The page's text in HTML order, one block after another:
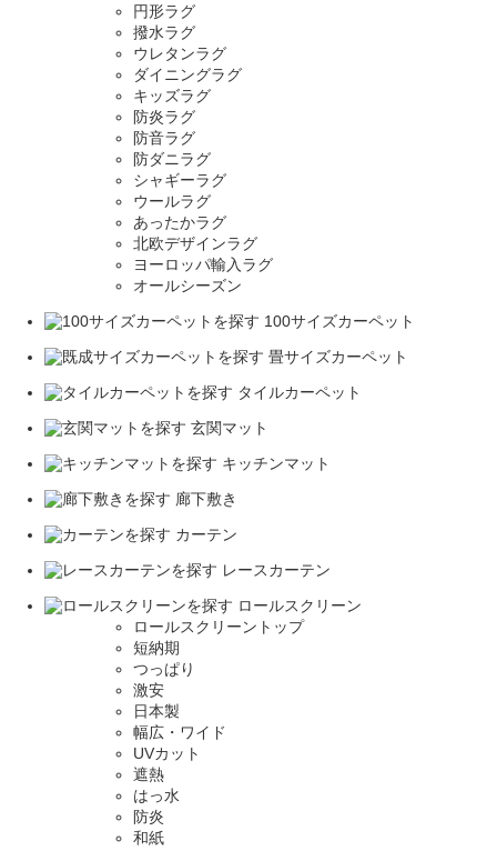
円形ラグ
撥水ラグ
ウレタンラグ
ダイニングラグ
キッズラグ
防炎ラグ
防音ラグ
防ダニラグ
シャギーラグ
ウールラグ
あったかラグ
北欧デザインラグ
ヨーロッパ輸入ラグ
オールシーズン
100サイズカーペット
畳サイズカーペット
タイルカーペット
玄関マット
キッチンマット
廊下敷き
カーテン
レースカーテン
ロールスクリーン
ロールスクリーントップ
短納期
つっぱり
激安
日本製
幅広・ワイド
UVカット
遮熱
はっ水
防炎
和紙